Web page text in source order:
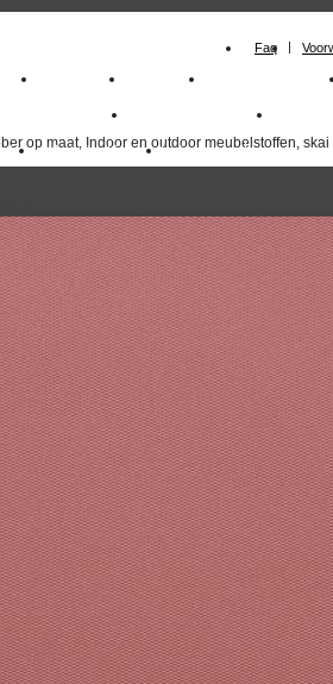
Faq
op maat, Indoor en outdoor meubelstoffen, skai
Meubelstof Kunstleer Schuimrubberplaten
skai kunstleer kopen
Meubelstof indoor duurzaam